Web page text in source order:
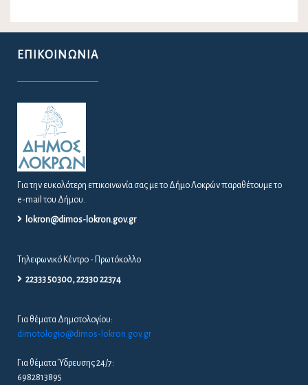
ΕΠΙΚΟΙΝΩΝΊΑ
Για την ευκολότερη επικοινωνία σας με το Δήμο Λοκρών παραθέτουμε το
e-mail του Δήμου.
lokron@dimos-lokron.gov.gr
Τηλεφωνικό Κέντρο - Πρωτόκολλο
22333 50300, 22330 22374
Για θέματα Δημοτολογίου:
dimotologio@dimos-lokron.gov.gr
Για θέματα Ύδρευσης 24/7:
6982813895